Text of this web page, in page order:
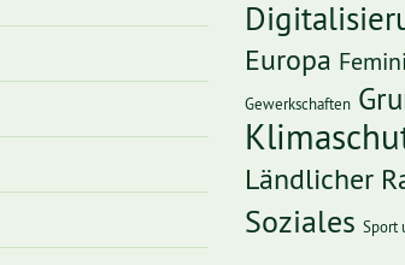
Europa
Gewerkschaften
Ländlicher
Soziales Sport